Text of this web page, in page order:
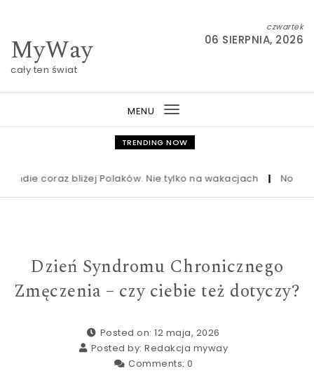
MyWay
cały ten świat
czwartek
06 SIERPNIA, 2026
MENU
Toggle
navigation
TRENDING NOW
coraz bliżej Polaków. Nie tylko na wakacjach | Nowa
Dzień Syndromu Chronicznego
Zmęczenia – czy ciebie też dotyczy?
Posted on: 12 maja, 2026
Posted by: Redakcja myway
Comments: 0